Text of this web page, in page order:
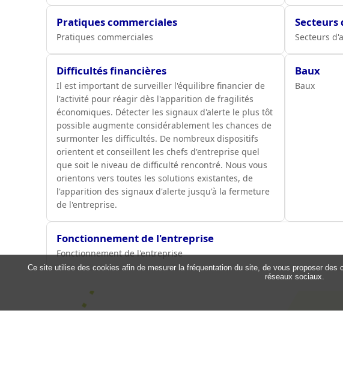
Pratiques commerciales
Pratiques commerciales Secteurs
Difficultés financières
Il est important de surveiller l'équilibre financier de
l'activité pour réagir dès l'apparition de fragilités
économiques. Détecter les signaux d'alerte le plus tôt
possible augmente considérablement les chances de
surmonter les difficultés. De nombreux dispositifs
orientent et conseillent les chefs d'entreprise quel
que soit le niveau de difficulté rencontré. Nous vous
orientons vers toutes les solutions existantes, de
l'apparition des signaux d'alerte jusqu'à la fermeture
de l'entreprise.
Baux
Baux
Fonctionnement de l'entreprise
Fonctionnement de l'entreprise
Ce site utilise des cookies afin de mesurer la fréquentation du site, de vous proposer
réseaux sociaux.